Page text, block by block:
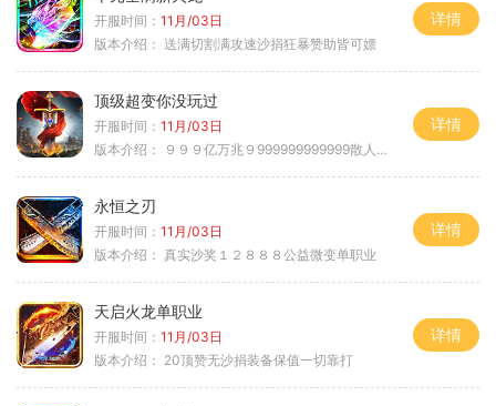
开服时间： 11月/03日
版本介绍： 送满切割满攻速沙捐狂暴赞助皆可嫖
详情
顶级超变你没玩过
开服时间： 11月/03日
版本介绍：
９９９亿万兆９999999999999散人逆袭
详情
永恒之刃
开服时间： 11月/03日
版本介绍： 真实沙奖１２８８８公益微变单职业
详情
天启火龙单职业
开服时间： 11月/03日
版本介绍： 20顶赞无沙捐装备保值一切靠打
详情